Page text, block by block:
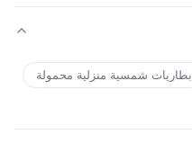
بطاريات شمسية منزلية محمولة